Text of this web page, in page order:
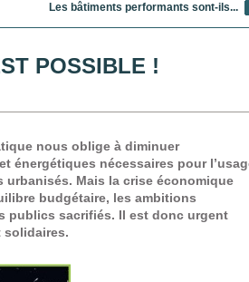
Les bâtiments performants sont-ils...
POSSIBLE !
nous oblige à diminuer
énergétiques nécessaires pour
Mais la crise économique
budgétaire, les ambitions
publics sacrifiés. Il est donc urgent
solidaires.